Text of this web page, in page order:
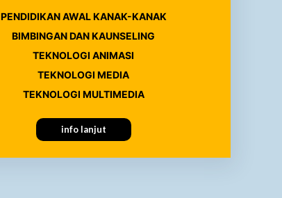
PENDIDIKAN AWAL KANAK-KANAK
BIMBINGAN DAN KAUNSELING
TEKNOLOGI ANIMASI
TEKNOLOGI MEDIA
TEKNOLOGI MULTIMEDIA
info lanjut